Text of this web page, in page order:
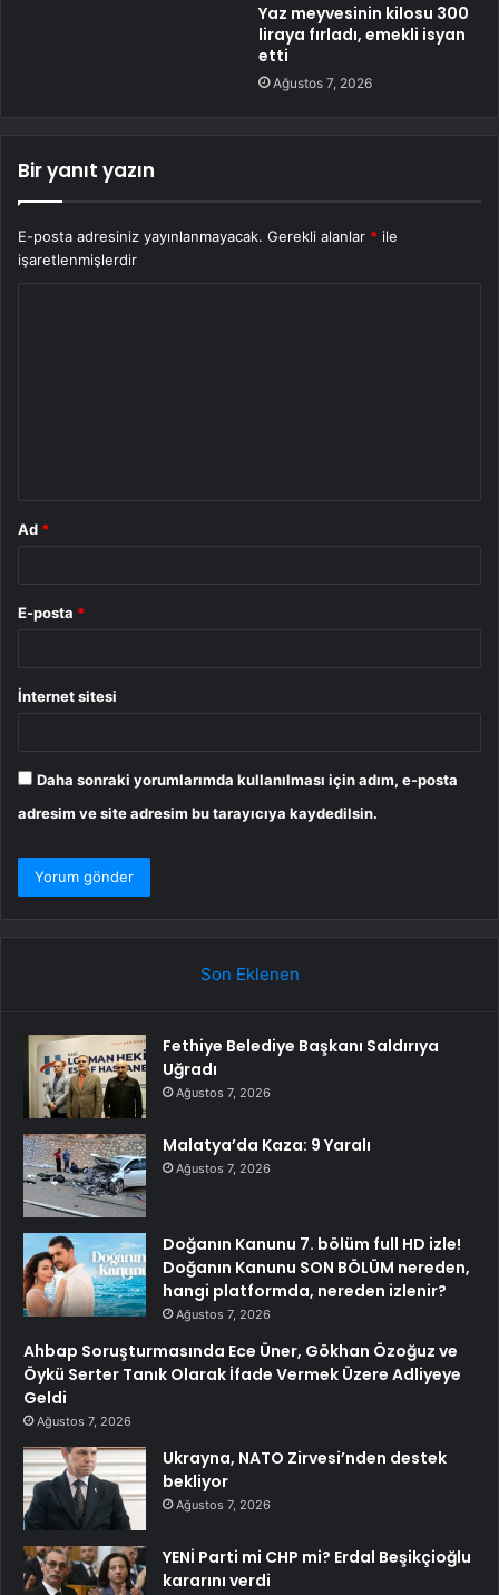
Yaz meyvesinin kilosu 300
liraya fırladı, emekli isyan
etti
Ağustos 7, 2026
Bir yanıt yazın
E-posta adresiniz yayınlanmayacak. Gerekli alanlar * ile
işaretlenmişlerdir
Ad *
E-posta *
İnternet sitesi
Daha sonraki yorumlarımda kullanılması için adım, e-posta
adresim ve site adresim bu tarayıcıya kaydedilsin.
Son Eklenen
Fethiye Belediye Başkanı Saldırıya
Uğradı
Ağustos 7, 2026
Malatya’da Kaza: 9 Yaralı
Ağustos 7, 2026
Doğanın Kanunu 7. bölüm full HD izle!
Doğanın Kanunu SON BÖLÜM nereden,
hangi platformda, nereden izlenir?
Ağustos 7, 2026
Ahbap Soruşturmasında Ece Üner, Gökhan Özoğuz ve
Öykü Serter Tanık Olarak İfade Vermek Üzere Adliyeye
Geldi
Ağustos 7, 2026
Ukrayna, NATO Zirvesi’nden destek
bekliyor
Ağustos 7, 2026
YENİ Parti mi CHP mi? Erdal Beşikçioğlu
kararını verdi